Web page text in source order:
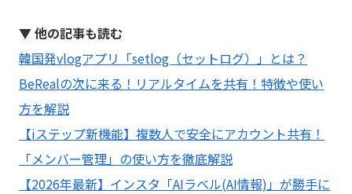
▼ 他の記事も読む
韓国発vlogアプリ「setlog（セットログ）」とは？
BeRealの次に来る！リアルタイムを共有！特徴や使い
方を解説
【iステップ新機能】複数人で安全にアカウント共有！
「メンバー管理」の使い方を徹底解説
【2026年最新】インスタ「AIラベル(AI情報)」が勝手に